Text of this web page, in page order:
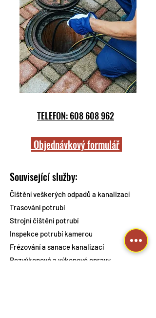
TELEFON: 608 608 962
Objednávkový formulář
Související služby:
Čištění veškerých odpadů a kanalizací
Trasování potrubí
Strojní čištění potrubí
Inspekce potrubí kamerou
Frézování a sanace kanalizací
Bezvýkopové a výkopové opravy